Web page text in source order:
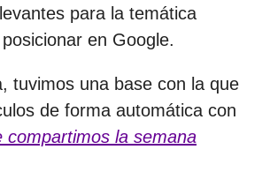
para la temática
en Google.
tuvimos una base con la que
de forma automática con
compartimos la semana